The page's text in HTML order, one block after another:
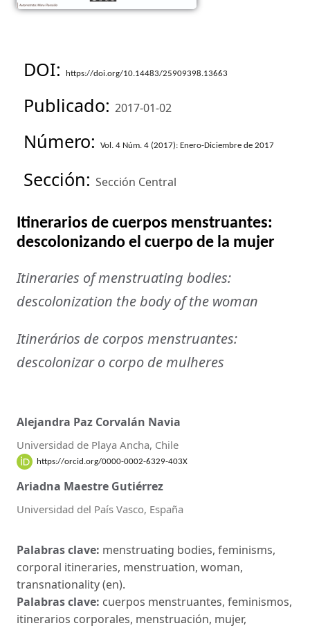
DOI: https://doi.org/10.14483/25909398.13663
Publicado: 2017-01-02
Número: Vol. 4 Núm. 4 (2017): Enero-Diciembre de 2017
Sección: Sección Central
Itinerarios de cuerpos menstruantes:
descolonizando el cuerpo de la mujer
Itineraries of menstruating bodies:
descolonization the body of the woman
Itinerários de corpos menstruantes:
descolonizar o corpo de mulheres
Alejandra Paz Corvalán Navia
Universidad de Playa Ancha, Chile
https://orcid.org/0000-0002-6329-403X
Ariadna Maestre Gutiérrez
Universidad del País Vasco, España
Palabras clave: menstruating bodies, feminisms,
corporal itineraries, menstruation, woman,
transnationality (en).
Palabras clave: cuerpos menstruantes, feminismos,
itinerarios corporales, menstruación, mujer,